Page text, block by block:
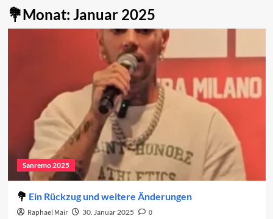
Monat: Januar 2025
Sanremo 2025
Ein Rückzug und weitere Änderungen
Raphael Mair 30. Januar 2025
0